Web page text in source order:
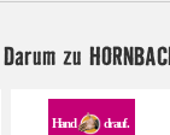
Darum zu